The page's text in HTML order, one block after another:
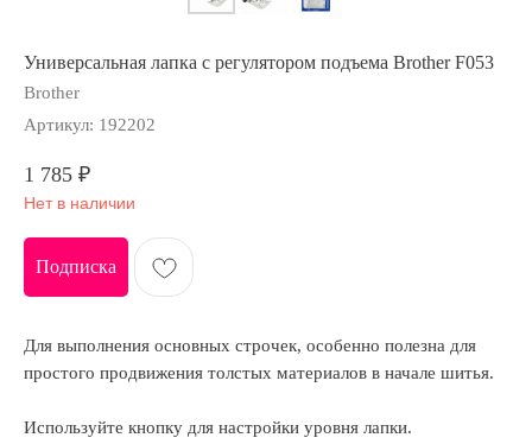
Универсальная лапка с регулятором подъема Brother F053
Brother
Артикул: 192202
1 785 ₽
Нет в наличии
Подписка
Для выполнения основных строчек, особенно полезна для
простого продвижения толстых материалов в начале шитья.
Используйте кнопку для настройки уровня лапки.